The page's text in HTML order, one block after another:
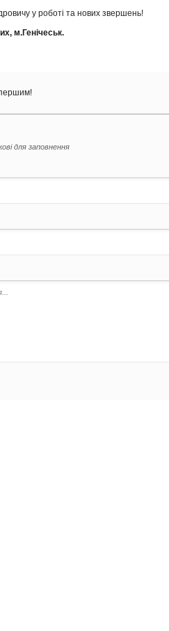
у роботі та нових звершень!
м.Генічеськ.
для заповнення